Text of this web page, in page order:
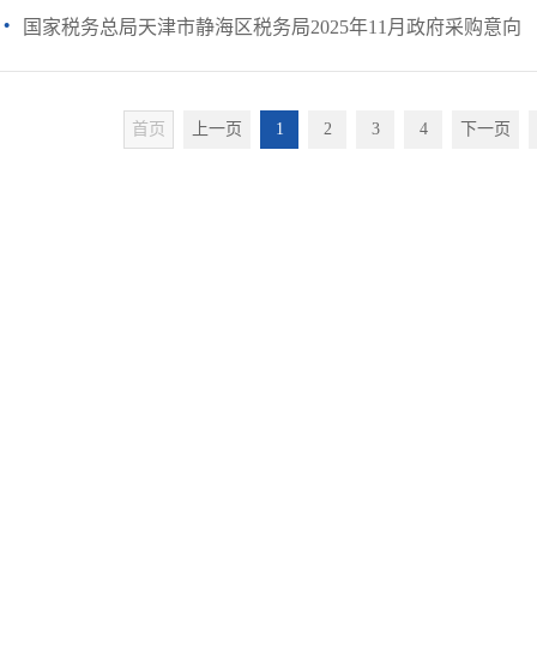
· 国家税务总局天津市静海区税务局2025年11月政府采购意向
首页 上一页 1 2 3 4 下一页